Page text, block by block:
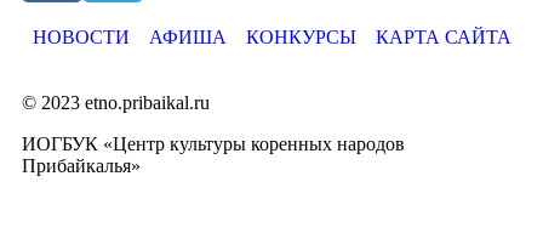
НОВОСТИ АФИША КОНКУРСЫ КАРТА САЙТА
© 2023 etno.pribaikal.ru
ИОГБУК «Центр культуры коренных народов
Прибайкалья»